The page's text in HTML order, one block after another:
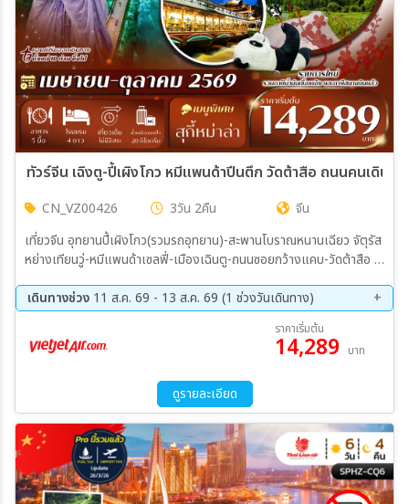
ทัวร์จีน เฉิงตู-ปี้เผิงโกว หมีแพนด้าปีนตึก วัดต้าสือ ถนนคนเดินชุ
CN_VZ00426 3วัน 2คืน
จีน
เที่ยวจีน อุทยานปี้เผิงโกว(รวมรถอุทยาน)-สะพานโบราณหนานเฉียว จัตุรัส
หย่างเทียนวู่-หมีแพนด้าเซลฟี่-เมืองเฉินตู-ถนนซอยกว้างแคบ-วัดต้าสือ –
เดินทางกลับกรุงเทพ
เดินทางช่วง 11 ส.ค. 69 - 13 ส.ค. 69 (1 ช่วงวันเดินทาง)
ราคาเริ่มต้น
14,289 บาท
ดูรายละเอียด